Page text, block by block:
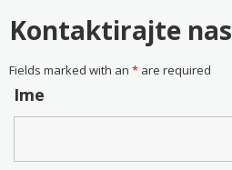
Kontaktirajte nas
Fields marked with an *are required
Ime